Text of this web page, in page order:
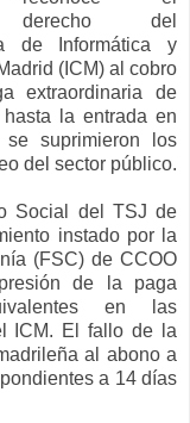
derecho del
de Informática y
(ICM) al cobro
extraordinaria de
la entrada en
suprimieron los
del sector público.
Social del TSJ de
instado por la
(FSC) de CCOO
de la paga
en las
ICM. El fallo de la
al abono a
a 14 días